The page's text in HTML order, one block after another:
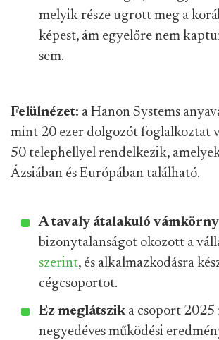
melyik része ugrott meg a
képest, ám egyelőre nem
sem.
Felülnézet: a Hanon Systems
mint 20 ezer dolgozót foglalkoztat
50 telephellyel rendelkezik,
Ázsiában és Európában található.
A tavaly átalakuló
bizonytalanságot okozott a
szerint, és alkalmazkodásra
cégcsoportot.
Ez meglátszik a csoport 2025
negyedéves működési